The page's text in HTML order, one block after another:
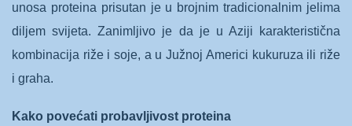
unosa proteina prisutan je u brojnim tradicionalnim jelima
diljem svijeta. Zanimljivo je da je u Aziji karakteristična
kombinacija riže i soje, a u Južnoj Americi kukuruza ili riže
i graha.
Kako povećati probavljivost proteina